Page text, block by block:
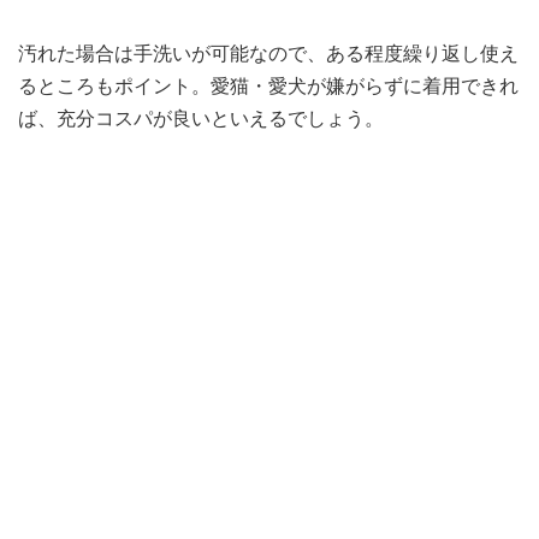
汚れた場合は手洗いが可能なので、ある程度繰り返し使え
るところもポイント。愛猫・愛犬が嫌がらずに着用できれ
ば、充分コスパが良いといえるでしょう。